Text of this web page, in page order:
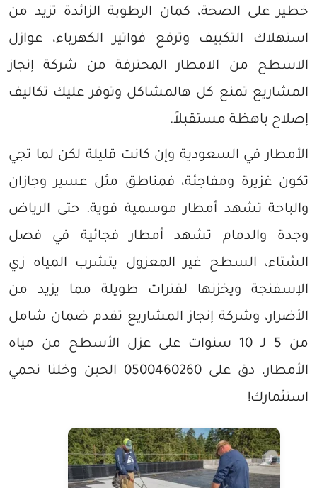
خطير على الصحة، كمان الرطوبة الزائدة تزيد من
استهلاك التكييف وترفع فواتير الكهرباء، عوازل
الاسطح من الامطار المحترفة من شركة إنجاز
المشاريع تمنع كل هالمشاكل وتوفر عليك تكاليف
إصلاح باهظة مستقبلاً.
الأمطار في السعودية وإن كانت قليلة لكن لما تجي
تكون غزيرة ومفاجئة، فمناطق مثل عسير وجازان
والباحة تشهد أمطار موسمية قوية. حتى الرياض
وجدة والدمام تشهد أمطار فجائية في فصل
الشتاء، السطح غير المعزول يتشرب المياه زي
الإسفنجة ويخزنها لفترات طويلة مما يزيد من
الأضرار، وشركة إنجاز المشاريع تقدم ضمان شامل
من 5 لـ 10 سنوات على عزل الأسطح من مياه
الأمطار، دق على 0500460260 الحين وخلنا نحمي
استثمارك!